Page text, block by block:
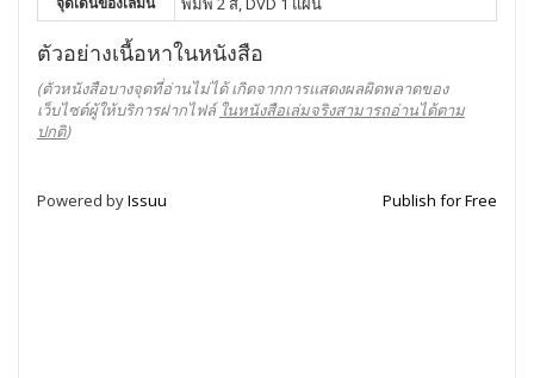
ตัวอย่างเนื้อหาในหนังสือ
(ตัวหนังสือบางจุดที่อ่านไม่ได้ เกิดจากการแสดงผลผิดพลาดของ
เว็บไซต์ผู้ให้บริการฝากไฟล์ ในหนังสือเล่มจริงสามารถอ่านได้ตาม
ปกติ)
Powered byIssuu Publish for Free